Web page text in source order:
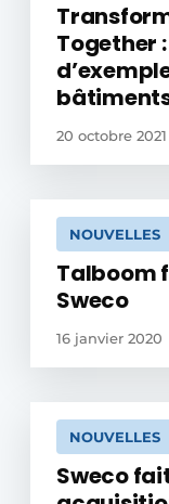
Together
20 octobre 2021
NOUVELLES
Talboom
Sweco
16 janvier 2020
NOUVELLES
Sweco